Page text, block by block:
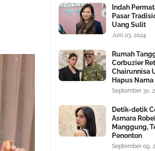
Indah
Pasar
Uang Sulit
Juni 03, 2024
Rumah
Corbuzier
Chairunnisa
Hapus
September 30,
Detik-detik
Asmara
Manggung,
Penonton
September 09,